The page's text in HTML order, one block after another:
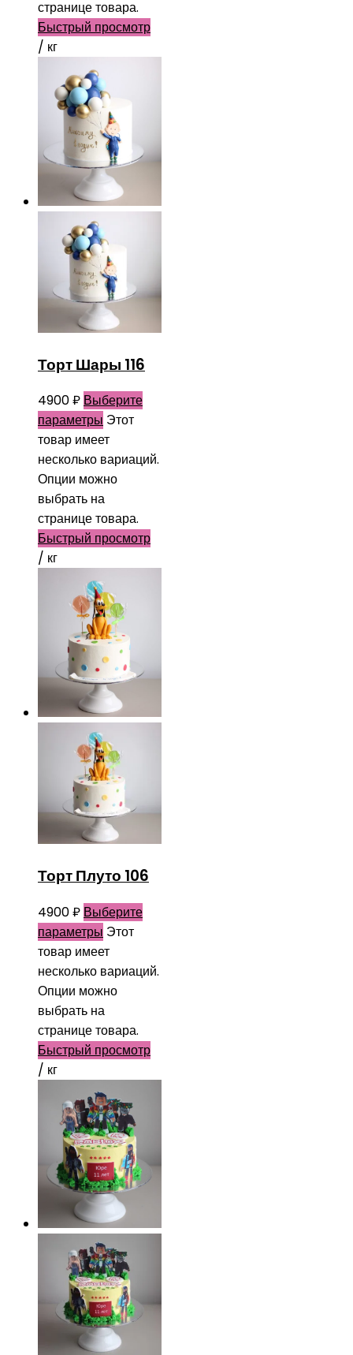
странице товара.
Быстрый просмотр
/ кг
Торт Шары 116
4900₽ Выберите
параметры Этот
товар имеет
несколько вариаций.
Опции можно
выбрать на
странице товара.
Быстрый просмотр
/ кг
Торт Плуто 106
4900₽ Выберите
параметры Этот
товар имеет
несколько вариаций.
Опции можно
выбрать на
странице товара.
Быстрый просмотр
/ кг